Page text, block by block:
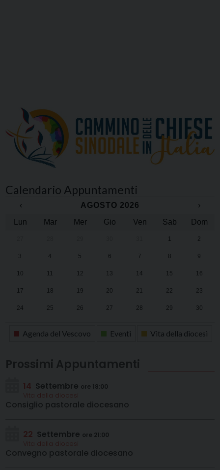
Calendario Appuntamenti
‹ AGOSTO 2026
›
Lun
Mar Mer Gio Ven Sab Dom
1 2
3 4 5 6 7 8 9
10 11 12 13 14 15 16
17 18 19 20 21 22 23
24 25 26 27 28 29 30
Agenda del Vescovo Eventi Vita della diocesi
Prossimi Appuntamenti
14 Settembre ore 18:00
Vita della diocesi
Consiglio pastorale diocesano
22 Settembre ore 21:00
Vita della diocesi
Convegno pastorale diocesano